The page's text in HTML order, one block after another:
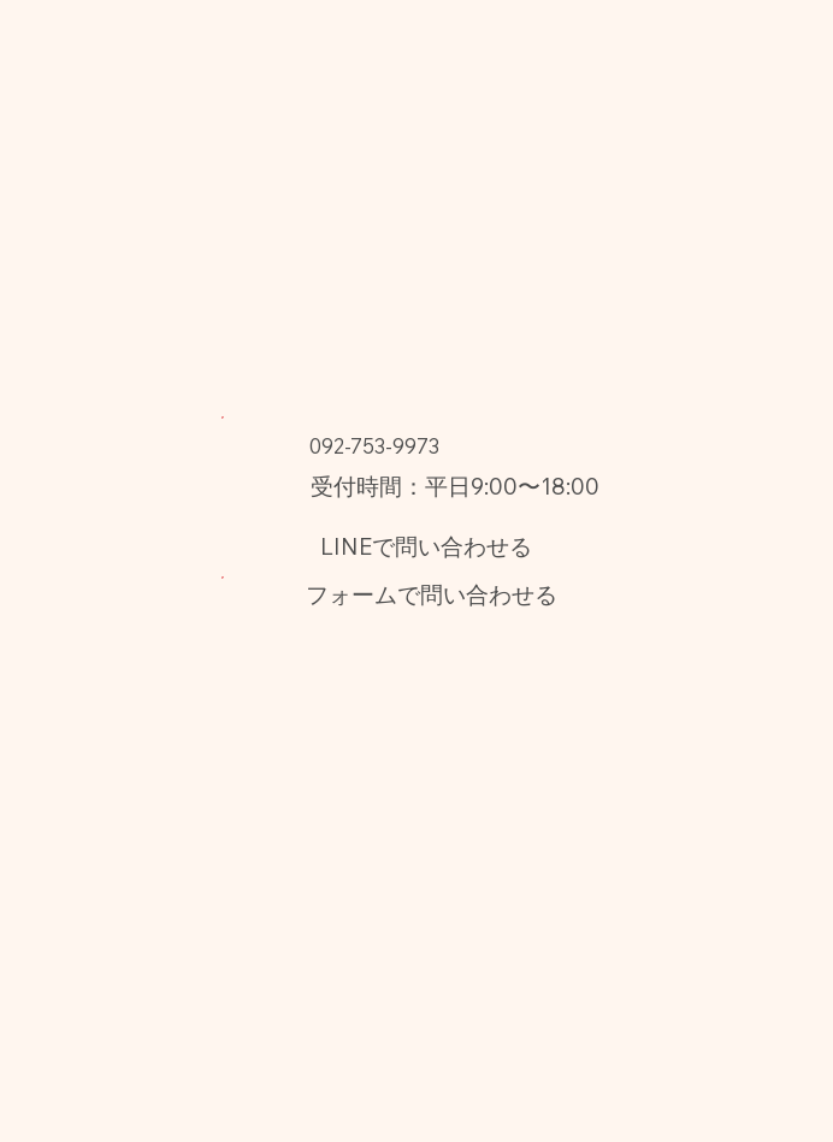
092-753-9973
受付時間：平日9:00〜18:00
LINEで問い合わせる
フォームで問い合わせる